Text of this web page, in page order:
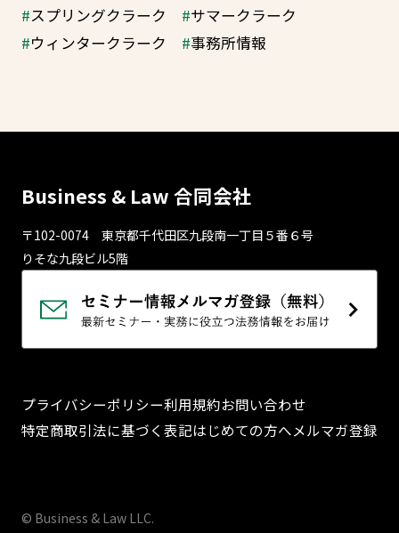
スプリングクラーク
サマークラーク
ウィンタークラーク
事務所情報
Business & Law 合同会社
〒102-0074 東京都千代⽥区九段南⼀丁⽬５番６号
りそな九段ビル5階
プライバシーポリシー利用規約お問い合わせ
特定商取引法に基づく表記はじめての方へメルマガ登録
© Business & Law LLC.